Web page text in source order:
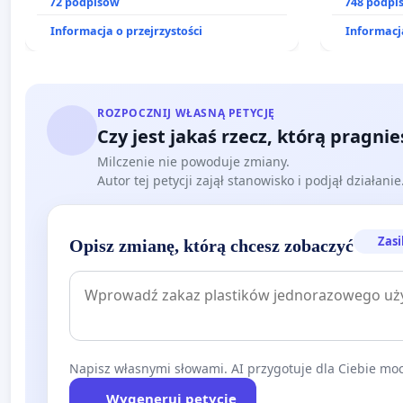
Informacja o przejrzystości
ROZPOCZNIJ WŁASNĄ PETYCJĘ
Czy jest jakaś rzecz, którą
Milczenie nie powoduje zmiany.
Autor tej petycji zajął stanowisko i podjął
Opisz zmianę, którą chcesz zobaczyć
Napisz własnymi słowami. AI przygotuje dla Ciebie
Wygeneruj petycję